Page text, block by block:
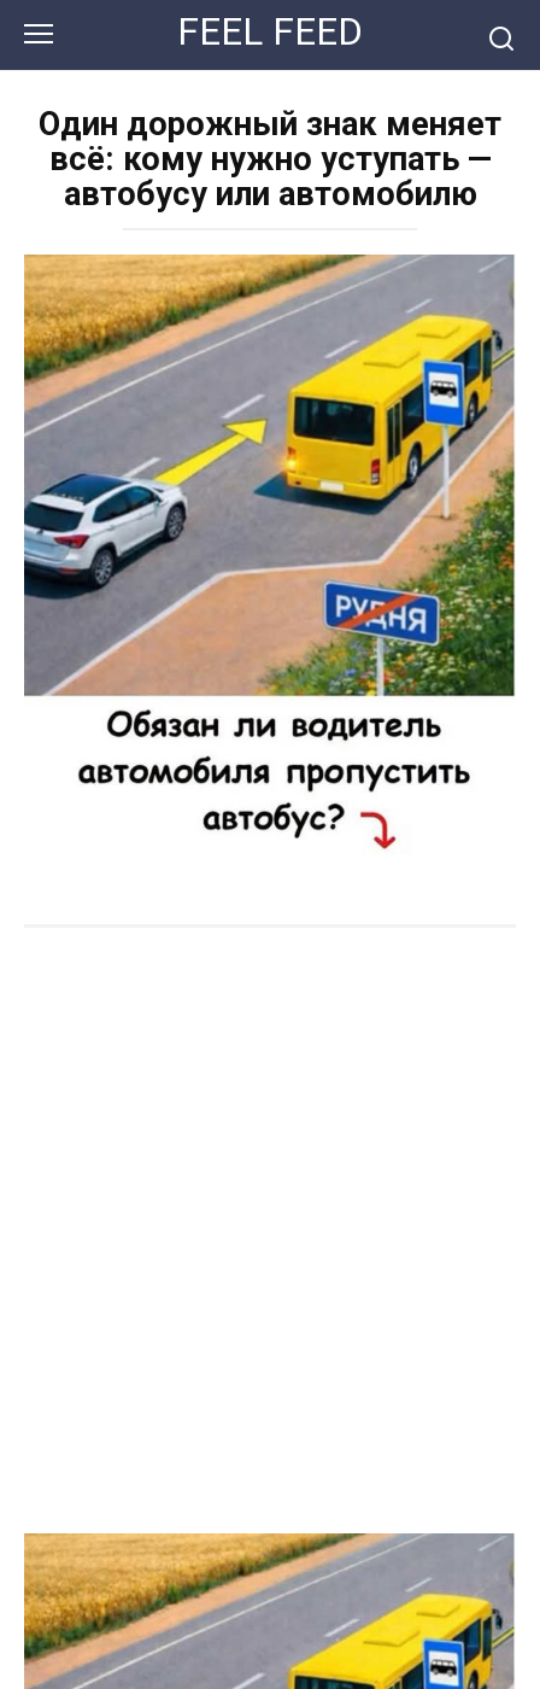
контенту
FEEL FEED
Один дорожный знак меняет
всё: кому нужно уступать —
автобусу или автомобилю